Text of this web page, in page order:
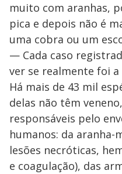
muito com aranhas,
pica e depois não é
uma cobra ou um
— Cada caso
ver se realmente foi
Há mais de 43 mil
delas não têm
responsáveis pelo
humanos: da aranha-
lesões necróticas,
e coagulação), das